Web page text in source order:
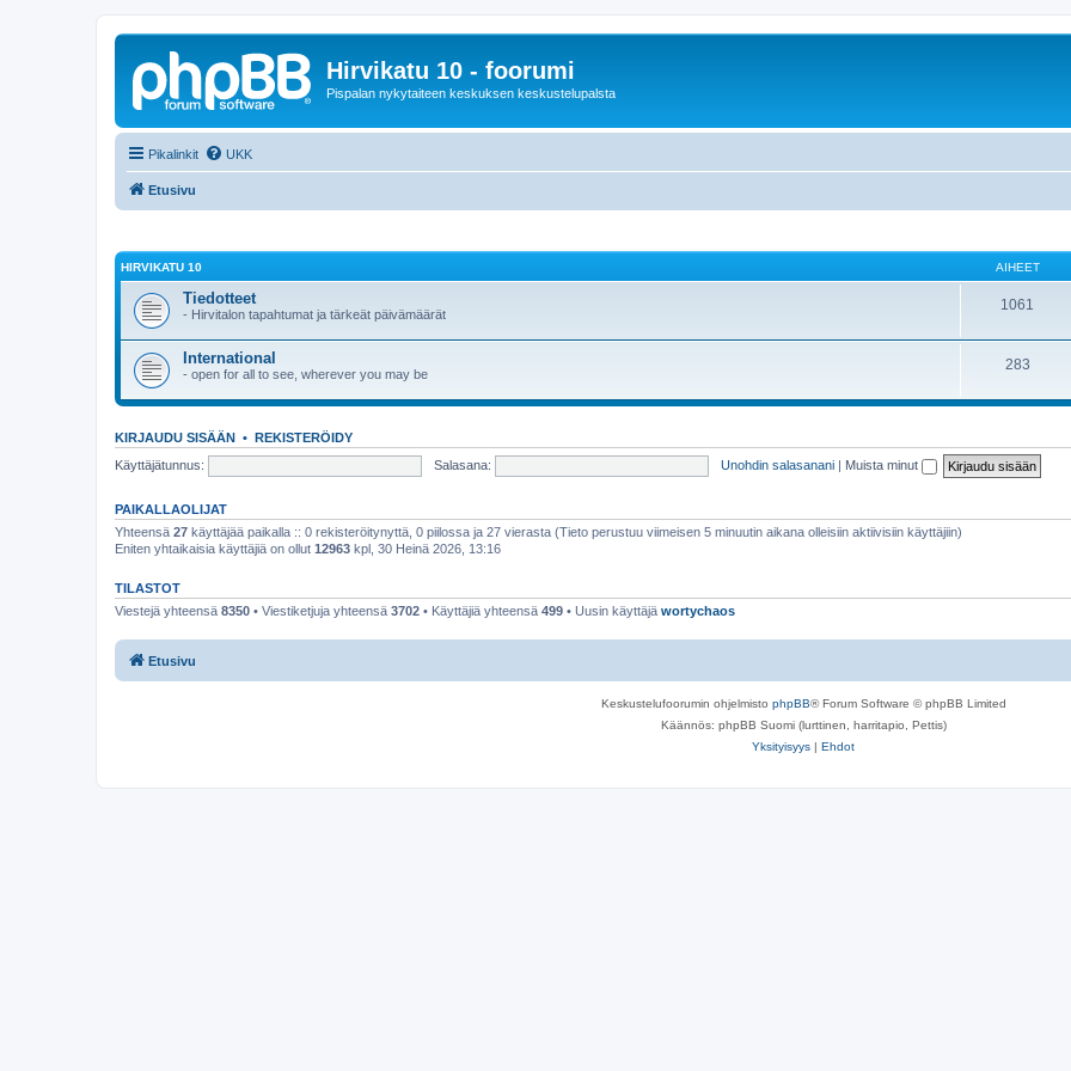
Hirvikatu 10 - foorumi
Pispalan nykytaiteen keskuksen keskustelupalsta
Pikalinkit UKK
Etusivu
HIRVIKATU 10 AIHEET
Tiedotteet
- Hirvitalon tapahtumat ja tärkeät päivämäärät
1061
International
- open for all to see, wherever you may be
283
KIRJAUDU SISÄÄN • REKISTERÖIDY
Käyttäjätunnus:
Salasana: Unohdin salasanani | Muista minut
PAIKALLAOLIJAT
Yhteensä 27 käyttäjää paikalla :: 0 rekisteröitynyttä, 0 piilossa ja 27 vierasta (Tieto perustuu viimeisen 5 minuutin aikana olleisiin aktiivisiin käyttäjiin)
Eniten yhtaikaisia käyttäjiä on ollut 12963 kpl, 30 Heinä 2026, 13:16
TILASTOT
Viestejä yhteensä 8350 • Viestiketjuja yhteensä 3702 • Käyttäjiä yhteensä 499 • Uusin käyttäjä wortychaos
Etusivu
Keskustelufoorumin ohjelmisto phpBB® Forum Software © phpBB Limited
Käännös: phpBB Suomi (lurttinen, harritapio, Pettis)
Yksityisyys | Ehdot